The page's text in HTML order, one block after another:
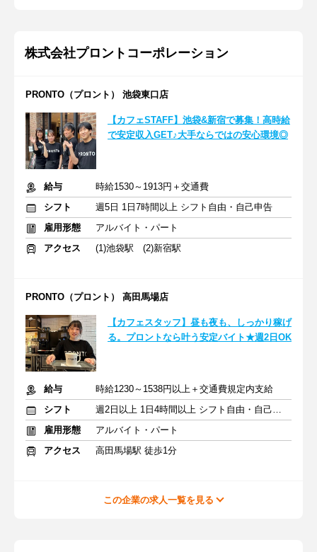
株式会社プロントコーポレーション
PRONTO（プロント） 池袋東口店
【カフェSTAFF】池袋&新宿で募集！高時給
で安定収入GET♪大手ならではの安心環境◎
給与
時給1530～1913円＋交通費
シフト
週5日 1日7時間以上 シフト自由・自己申告
雇用形態
アルバイト・パート
アクセス
(1)池袋駅 (2)新宿駅
PRONTO（プロント） 高田馬場店
【カフェスタッフ】昼も夜も、しっかり稼げ
る。プロントなら叶う安定バイト★週2日OK
給与
時給1230～1538円以上＋交通費規定内支給
シフト
週2日以上 1日4時間以上 シフト自由・自己申告
雇用形態
アルバイト・パート
アクセス
高田馬場駅 徒歩1分
この企業の求人一覧を見る